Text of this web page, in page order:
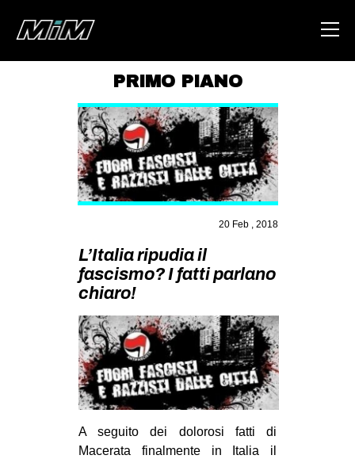
ABOUT
AREA
DEGENERAZIONE
GAZA FREESTYLE
CSOA LAMBRETTA
MSM
ZAM
MILANO
MOBILITAZIONI
SPORT POPOLARE
PRIMO PIANO
20 Feb , 2018
L’Italia ripudia il
fascismo? I fatti parlano
chiaro!
A seguito dei dolorosi fatti di
Macerata finalmente in Italia il